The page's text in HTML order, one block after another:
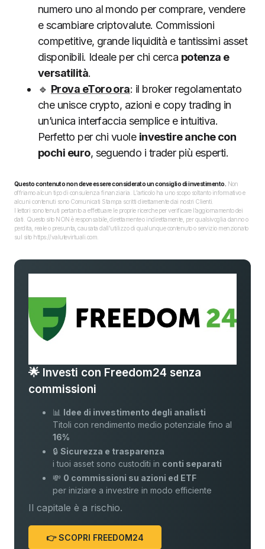
numero uno al mondo per comprare, vendere
e scambiare criptovalute. Commissioni
competitive, grande liquidità e tantissimi asset
disponibili. Ideale per chi cerca potenza e
versatilità.
🔹 Prova eToro ora: il broker regolamentato
che unisce crypto, azioni e copy trading in
un’unica interfaccia semplice e intuitiva.
Perfetto per chi vuole investire anche con
pochi euro, seguendo i trader più esperti.
Questo contenuto non deve essere considerato un consiglio di investimento. Non
offriamo alcun tipo di consulenza finanziaria. L’articolo ha uno scopo soltanto informativo e
alcuni contenuti sono Comunicati Stampa scritti direttamente dai nostri Clienti.
I lettori sono tenuti pertanto a effettuare le proprie ricerche per verificare l’aggiornamento dei
dati. Questo sito NON è responsabile, direttamente o indirettamente, per qualsivoglia danno o
perdita, reale o presunta, causata dall'utilizzo di qualunque contenuto o servizio menzionato
sul sito https://valutevirtuali.com.
🌟 Investi con Freedom24 senza
commissioni
📊 Idee di investimento degli analisti
Titoli con rendimento medio potenziale fino al
16%
🔒Sicurezza e trasparenza
i tuoi asset sono custoditi in conti separati
💸 0 commissioni su azioni ed ETF
per iniziare a investire in modo efficiente
Il capitale è a rischio.
👉 SCOPRI FREEDOM24